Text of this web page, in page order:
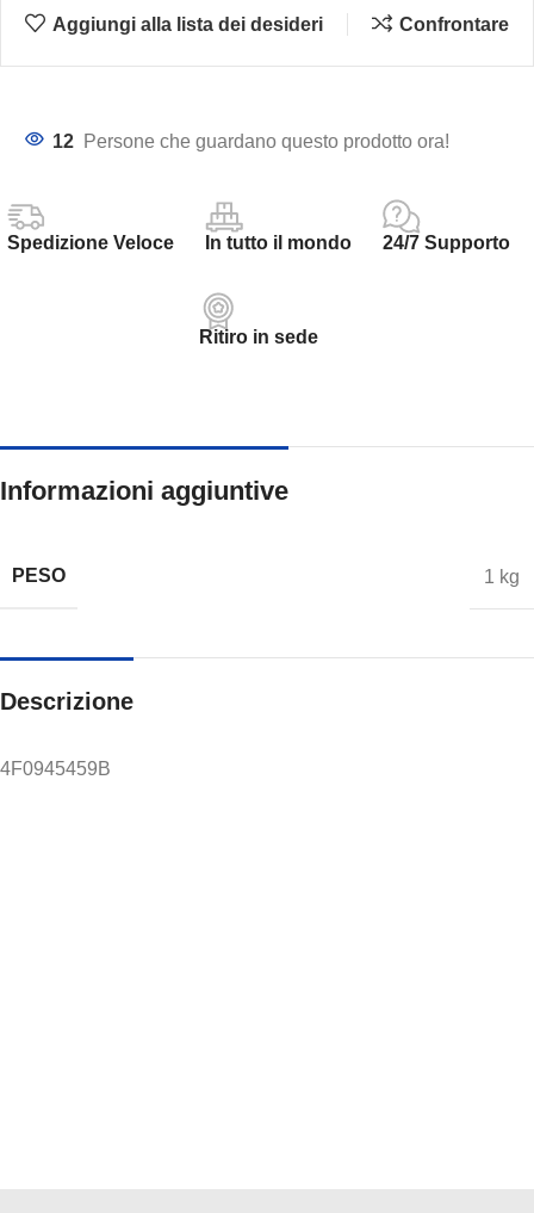
Aggiungi alla lista dei desideri Confrontare
12 Persone che guardano questo prodotto ora!
Spedizione Veloce In tutto il mondo 24/7 Supporto
Ritiro in sede
Informazioni aggiuntive
PESO 1 kg
Descrizione
4F0945459B